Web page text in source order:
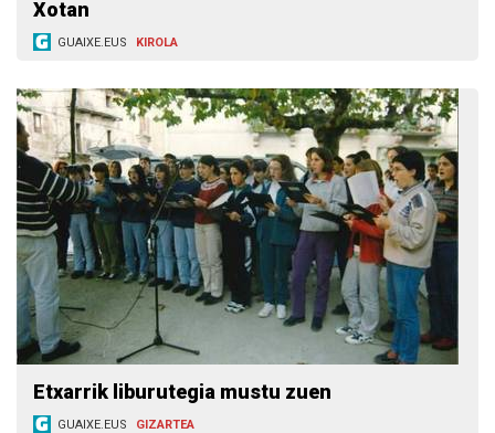
Xotan
GUAIXE.EUS KIROLA
Etxarrik liburutegia mustu zuen
GUAIXE.EUS GIZARTEA